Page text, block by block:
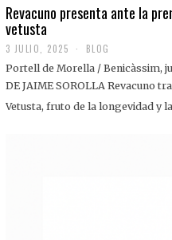
Revacuno presenta ante la
vetusta
3 JULIO, 2025
J
U
I
BLOG
Portell de Morella / Benicàssim,
DE JAIME SOROLLA Revacuno
Vetusta, fruto de la longevidad y